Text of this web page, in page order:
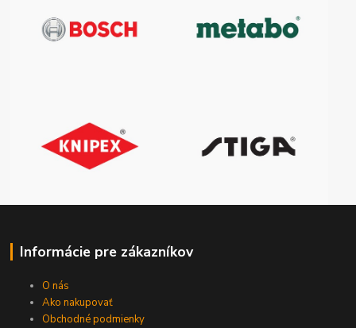
Informácie pre zákazníkov
O nás
Ako nakupovať
Obchodné podmienky